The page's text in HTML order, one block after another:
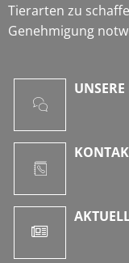
Tierarten zu
Genehmigung